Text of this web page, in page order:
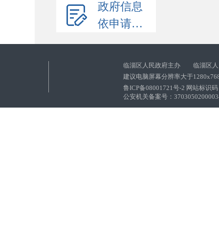
政府信息
依申请公开
临淄区人民政府主办 临淄区人
建议电脑屏幕分辨率大于
鲁ICP备08001721号-2 网站标识
公安机关备案号：